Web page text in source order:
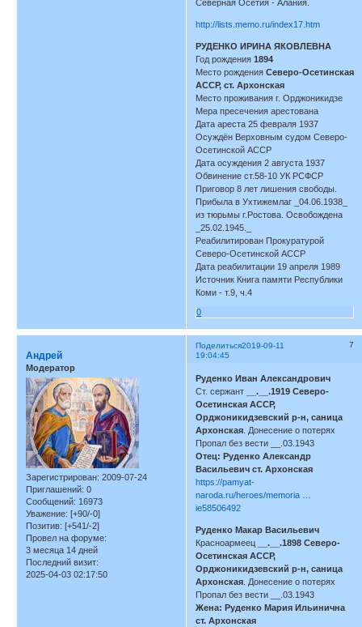
Северная Осетия - Алания.
http://lists.memo.ru/index17.htm
РУДЕНКО ИРИНА ЯКОВЛЕВНА
Год рождения1894
Место рожденияСеверо-Осетинская
АССР, ст. Архонская
Место проживания г. Орджоникидзе
Мера пресечения арестована
Дата ареста 25 февраля 1937
Осуждён Верховным судом Северо-
Осетинской АССР
Дата осуждения 2 августа 1937
Обвинение ст.58-10 УК РСФСР
Приговор 8 лет лишения свободы.
Прибыла в Ухтижемлаг _04.06.1938_
из тюрьмы г.Ростова. Освобождена
_25.02.1945._
Реабилитирован Прокуратурой
Северо-Осетинской АССР
Дата реабилитации 19 апреля 1989
Источник Книга памяти Республики
Коми - т.9, ч.4
0
Поделиться 7
2019-09-11
19:04:45
Андрей
Модератор
Зарегистрирован: 2009-07-24
Приглашений: 0
Сообщений: 16973
Уважение: [+90/-0]
Позитив: [+541/-2]
Провел на форуме:
3 месяца 14 дней
Последний визит:
2025-04-03 02:17:50
Руденко Иван Александрович
Ст. сержант
__.__.1919 Северо-
Осетинская АССР,
Орджоникидзевский р-н, саница
Архонская . Донесение о потерях
Пропал без вести __.03.1943
Отец: Руденко Александр
Васильевич ст. Архонская
https://pamyat-
naroda.ru/heroes/memoria …
ie58506492
Руденко Макар Васильевич
Красноармеец __.__.1898 Северо-
Осетинская АССР,
Орджоникидзевский р-н, саница
Архонская . Донесение о потерях
Пропал без вести __.03.1943
Жена: Руденко Мария Ильинична
ст. Архонская